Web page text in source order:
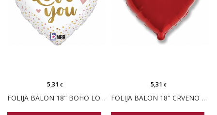
FOLIJA BALON 18" BOHO LOVE YOU
5,31€
FOLIJA BALON 18" CRVENO SRCE PK
5,31 €